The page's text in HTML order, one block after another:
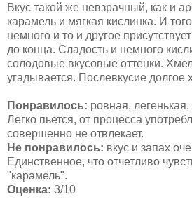
Вкус такой же невзрачный, как и
карамель и мягкая кислинка. И
немного и то и другое
до конца. Сладость и немного
солодовые вкусовые оттенки.
угадывается. Послевкусие долгое
Понравилось: ровная,
Легко пьется, от процесса
совершенно не отвлекает.
Не понравилось: вкус и запах
Единственное, что отчетливо
"карамель".
Оценка: 3/10